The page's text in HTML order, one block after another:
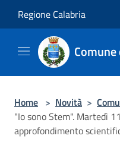
Regione Calabria
Home > Novità >
"Io sono Stem". Martedì
approfondimento